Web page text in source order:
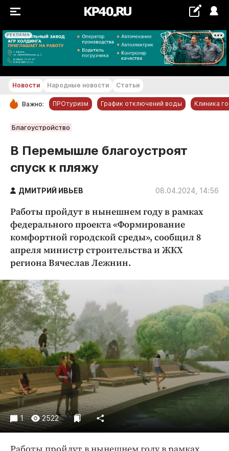
РЕКЛАМА
+24...+25 °С
РУБРИКИ
Новости компаний
Статьи
Народные новости
Авто и транспорт
Благоустройство
Криминал
Культура
Недвижимость и ЖКХ
Образование
Общество
Погода
Праздники
Происшествия
Спорт
Экономика и бизнес
ПРОЕКТЫ
Блоги
Издания
Медиаперсона
Новости Народные новости Статьи
Важно: ПРОтуризм График отключений воды Клиника
Благоустройство
В Перемышле благоустроят
спуск к пляжу
ДМИТРИЙ ИВЬЕВ 08.04.2024, 14:56
Работы пройдут в нынешнем году в рамках
федерального проекта «Формирование
комфортной городской среды», сообщил 8
апреля министр строительства и ЖКХ
региона Вячеслав Лежнин.
1 2522